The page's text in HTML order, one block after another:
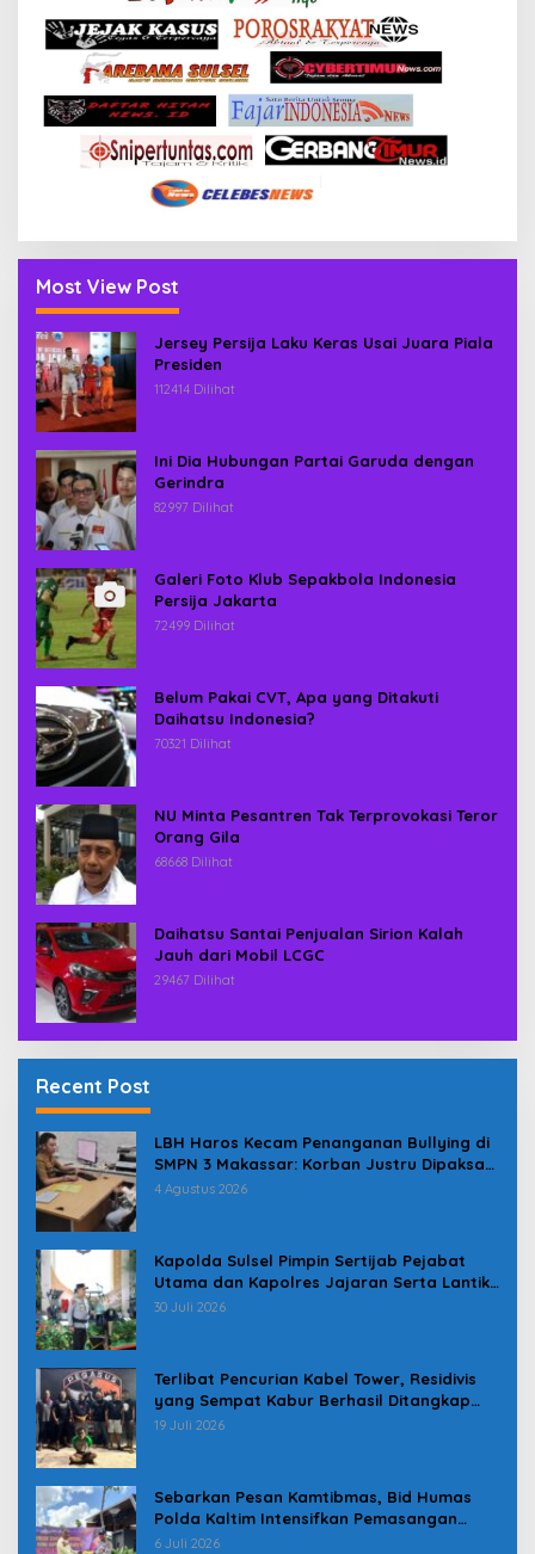
Most View Post
Jersey Persija Laku Keras Usai Juara Piala
Presiden
112414 Dilihat
Ini Dia Hubungan Partai Garuda dengan
Gerindra
82997 Dilihat
Galeri Foto Klub Sepakbola Indonesia
Persija Jakarta
72499 Dilihat
Belum Pakai CVT, Apa yang Ditakuti
Daihatsu Indonesia?
70321 Dilihat
NU Minta Pesantren Tak Terprovokasi Teror
Orang Gila
68668 Dilihat
Daihatsu Santai Penjualan Sirion Kalah
Jauh dari Mobil LCGC
29467 Dilihat
Recent Post
LBH Haros Kecam Penanganan Bullying di
SMPN 3 Makassar: Korban Justru Dipaksa
Pindah
4 Agustus 2026
Kapolda Sulsel Pimpin Sertijab Pejabat
Utama dan Kapolres Jajaran Serta Lantik
Karolog dan Kapolresta Gowa
30 Juli 2026
Terlibat Pencurian Kabel Tower, Residivis
yang Sempat Kabur Berhasil Ditangkap
Tim Gabungan di Jeneponto
19 Juli 2026
Sebarkan Pesan Kamtibmas, Bid Humas
Polda Kaltim Intensifkan Pemasangan
Spanduk serta Pembagian Stiker
6 Juli 2026